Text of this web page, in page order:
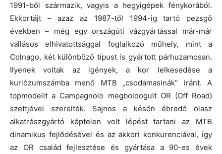
1991-ből származik, vagyis a hegyigépek fénykorából.
Ekkortájt – azaz az 1987-től 1994-ig tartó pezsgő
években – még egy országúti vázgyártással már-már
vallásos elhivatottsággal foglalkozó műhely, mint a
Colnago, két különböző típust is gyártott párhuzamosan.
Ilyenek voltak az igények, a kor lelkesedése a
kuriózumszámba menő MTB „csodamasinák” iránt. A
topmodellt a Campagnolo megboldogult OR (Off Road)
szettjével szerelték. Sajnos a későn ébredő olasz
alkatrészgyártó képtelen volt lépést tartani az MTB
dinamikus fejlődésével és az akkori konkurenciával, így
az OR család fejlesztése és gyártása a 90-es évek